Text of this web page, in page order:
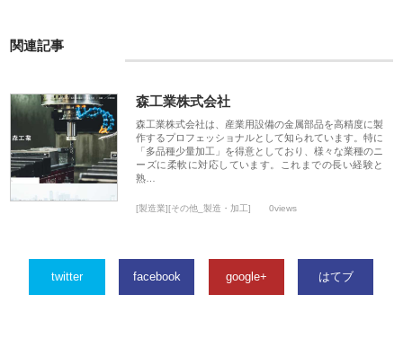
関連記事
森工業株式会社
森工業株式会社は、産業用設備の金属部品を高精度に製
作するプロフェッショナルとして知られています。特に
「多品種少量加工」を得意としており、様々な業種のニ
ーズに柔軟に対応しています。これまでの長い経験と
熟…
[製造業][その他_製造・加工] 0views
twitter facebook google+ はてブ